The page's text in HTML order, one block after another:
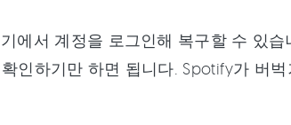
에서 계정을 로그인해 복구할 수 있습
인하기만 하면 됩니다. Spotify가 버